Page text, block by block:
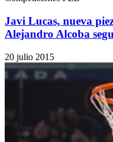
Javi Lucas, nueva
Alejandro Alcoba
20 julio 2015